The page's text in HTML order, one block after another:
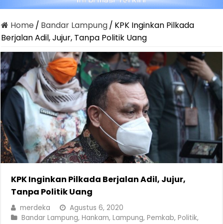
Home / Bandar Lampung/ KPK Inginkan Pilkada
Berjalan Adil, Jujur, Tanpa Politik Uang
KPK Inginkan Pilkada Berjalan Adil, Jujur,
Tanpa Politik Uang
merdeka
Agustus 6, 2020
Bandar Lampung,Hankam,Lampung,Pemkab,Politik,